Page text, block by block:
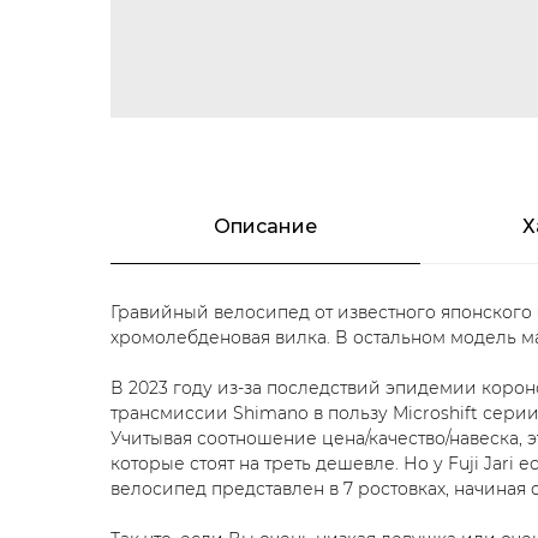
Описание
Гравийный велосипед от известного
хромолебденовая вилка. В остальном модель
В 2023 году из-за последствий эпидемии
трансмиссии Shimano в пользу Microshift
Учитывая соотношение цена/качество/навеска,
которые стоят на треть дешевле. Но у Fuji Jari
велосипед представлен в 7 ростовках, начиная